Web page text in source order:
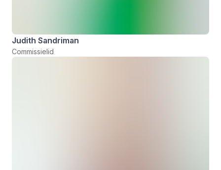
Judith Sandriman
Commissielid